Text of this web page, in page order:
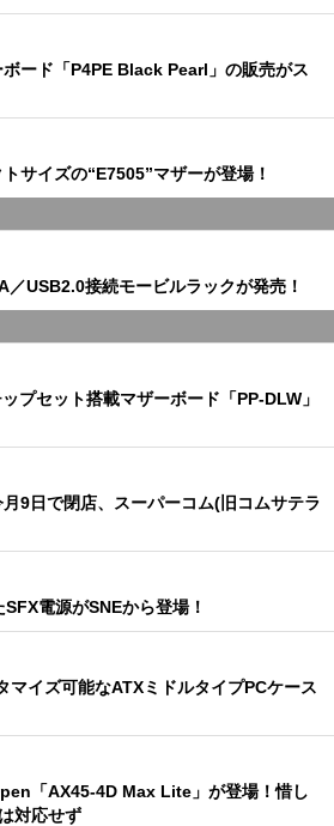
ード「P4PE Black Pearl」の販売がス
サイズの“E7505”マザーが登場！
USB2.0接続モービルラックが発売！
プセット搭載マザーボード「PP-DLW」
9日で閉店、スーパーコム(旧コムサテラ
電源がSNEから登場！
マイズ可能なATXミドルタイプPCケース
「AX45-4D Max Lite」が登場！惜し
対応せず